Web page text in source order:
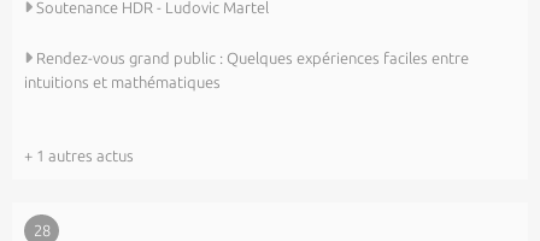
Soutenance HDR - Ludovic Martel
Rendez-vous grand public : Quelques expériences faciles entre
intuitions et mathématiques
+ 1 autres actus
28